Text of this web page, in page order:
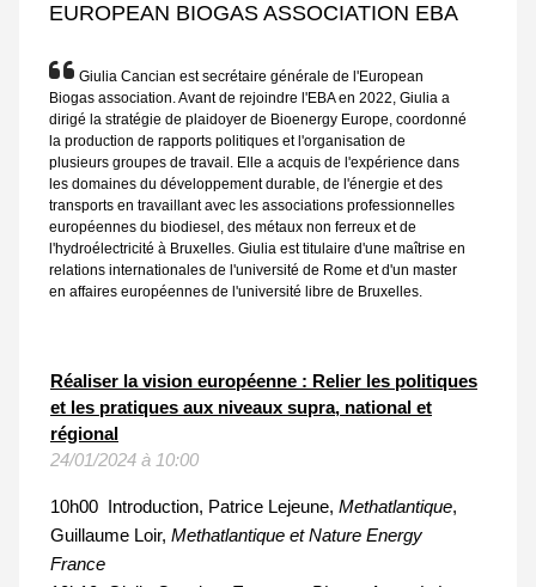
EUROPEAN BIOGAS ASSOCIATION EBA
Giulia Cancian est secrétaire générale de l'European
Biogas association. Avant de rejoindre l'EBA en 2022, Giulia a
dirigé la stratégie de plaidoyer de Bioenergy Europe, coordonné
la production de rapports politiques et l'organisation de
plusieurs groupes de travail. Elle a acquis de l'expérience dans
les domaines du développement durable, de l'énergie et des
transports en travaillant avec les associations professionnelles
européennes du biodiesel, des métaux non ferreux et de
l'hydroélectricité à Bruxelles. Giulia est titulaire d'une maîtrise en
relations internationales de l'université de Rome et d'un master
en affaires européennes de l'université libre de Bruxelles.
Réaliser la vision européenne : Relier les politiques
et les pratiques aux niveaux supra, national et
régional
24/01/2024 à 10:00
10h00 Introduction, Patrice Lejeune, Methatlantique,
Guillaume Loir, Methatlantique et Nature Energy
France